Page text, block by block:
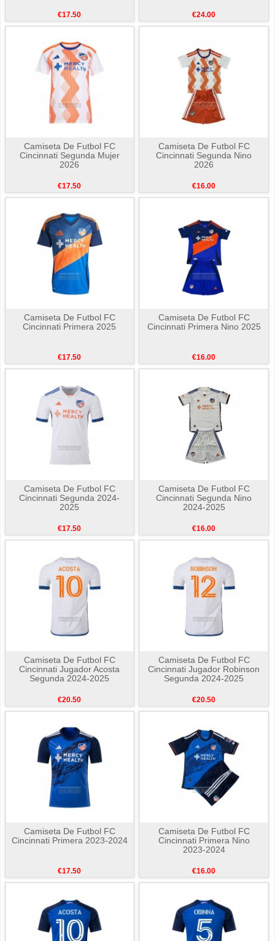
€17.50 €24.00
Camiseta De Futbol FC
Cincinnati Segunda Mujer
2026
€17.50
Camiseta De Futbol FC
Cincinnati Segunda Nino
2026
€16.00
Camiseta De Futbol FC
Cincinnati Primera 2025
€17.50
Camiseta De Futbol FC
Cincinnati Primera Nino 2025
€16.00
Camiseta De Futbol FC
Cincinnati Segunda 2024-
2025
€17.50
Camiseta De Futbol FC
Cincinnati Segunda Nino
2024-2025
€16.00
Camiseta De Futbol FC
Cincinnati Jugador Acosta
Segunda 2024-2025
€20.50
Camiseta De Futbol FC
Cincinnati Jugador Robinson
Segunda 2024-2025
€20.50
Camiseta De Futbol FC
Cincinnati Primera 2023-2024
€17.50
Camiseta De Futbol FC
Cincinnati Primera Nino
2023-2024
€16.00